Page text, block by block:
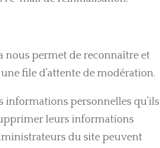
nous permet de reconnaître et
file d’attente de modération.
informations personnelles qu’ils
leurs informations
du site peuvent